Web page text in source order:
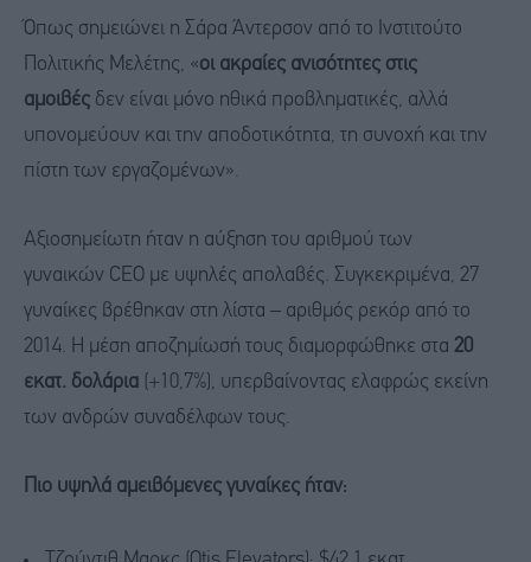
Όπως σημειώνει η Σάρα Άντερσον από το Ινστιτούτο
Πολιτικής Μελέτης, «οι ακραίες ανισότητες στις
αμοιβές δεν είναι μόνο ηθικά προβληματικές, αλλά
υπονομεύουν και την αποδοτικότητα, τη συνοχή και την
πίστη των εργαζομένων».
Αξιοσημείωτη ήταν η αύξηση του αριθμού των
γυναικών CEO με υψηλές απολαβές. Συγκεκριμένα, 27
γυναίκες βρέθηκαν στη λίστα – αριθμός ρεκόρ από το
2014. Η μέση αποζημίωσή τους διαμορφώθηκε στα 20
εκατ. δολάρια (+10,7%), υπερβαίνοντας ελαφρώς εκείνη
των ανδρών συναδέλφων τους.
Πιο υψηλά αμειβόμενες γυναίκες ήταν: